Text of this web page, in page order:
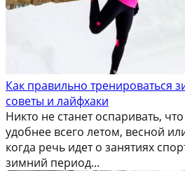
Как правильно тренироваться
советы и лайфхаки
Никто не станет оспаривать,
удобнее всего летом, весной
когда речь идет о занятиях
зимний период...